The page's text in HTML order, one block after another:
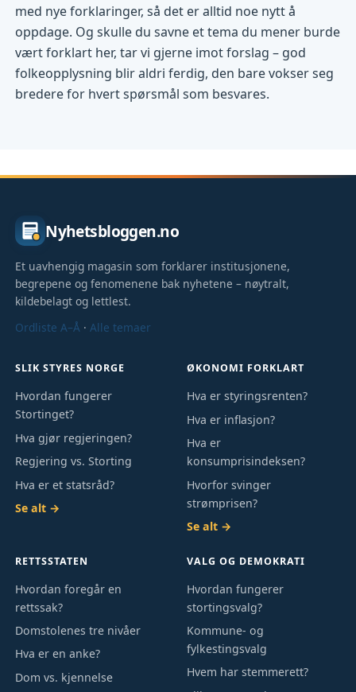
med nye forklaringer, så det er alltid noe nytt å
oppdage. Og skulle du savne et tema du mener burde
vært forklart her, tar vi gjerne imot forslag – god
folkeopplysning blir aldri ferdig, den bare vokser seg
bredere for hvert spørsmål som besvares.
Nyhetsbloggen.no
Et uavhengig magasin som forklarer institusjonene,
begrepene og fenomenene bak nyhetene – nøytralt,
kildebelagt og lettlest.
Ordliste A–Å ·Alle temaer
SLIK STYRES NORGE
Hvordan fungerer
Stortinget?
Hva gjør regjeringen?
Regjering vs. Storting
Hva er et statsråd?
Se alt →
ØKONOMI FORKLART
Hva er styringsrenten?
Hva er inflasjon?
Hva er
konsumprisindeksen?
Hvorfor svinger
strømprisen?
Se alt →
RETTSSTATEN
Hvordan foregår en
rettssak?
Domstolenes tre nivåer
Hva er en anke?
Dom vs. kjennelse
VALG OG DEMOKRATI
Hvordan fungerer
stortingsvalg?
Kommune- og
fylkestingsvalg
Hvem har stemmerett?